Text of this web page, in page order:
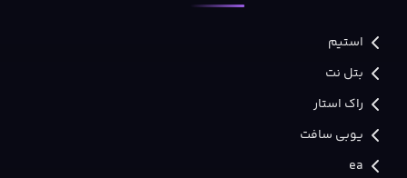
استیم
بتل نت
راک استار
یوبی سافت
ea